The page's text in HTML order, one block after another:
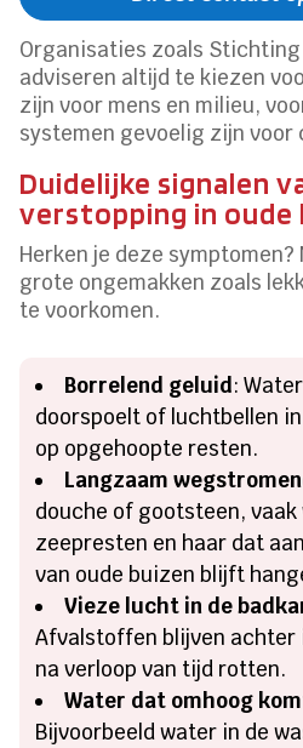
Organisaties zoals
adviseren altijd te kiezen
zijn voor mens en milieu,
systemen gevoelig zijn voor
Duidelijke signalen
verstopping in oude
Herken je deze symptomen?
grote ongemakken zoals
te voorkomen.
Borrelend geluid:
doorspoelt of luchtbellen
op opgehoopte resten.
Langzaam
douche of gootsteen,
zeepresten en haar dat
van oude buizen blijft
Vieze lucht in de
Afvalstoffen blijven achter
na verloop van tijd rotten.
Water dat omhoog
Bijvoorbeeld water in de